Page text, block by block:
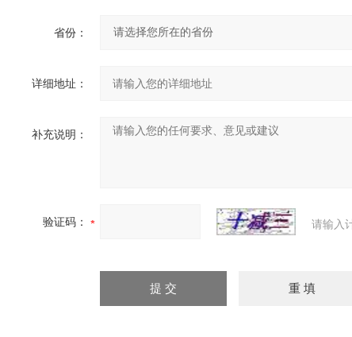
省份：
详细地址：
补充说明：
验证码： 请输入